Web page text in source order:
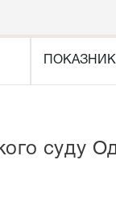
суду